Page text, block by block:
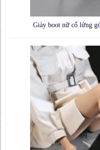
Giày boot nữ cổ lửng